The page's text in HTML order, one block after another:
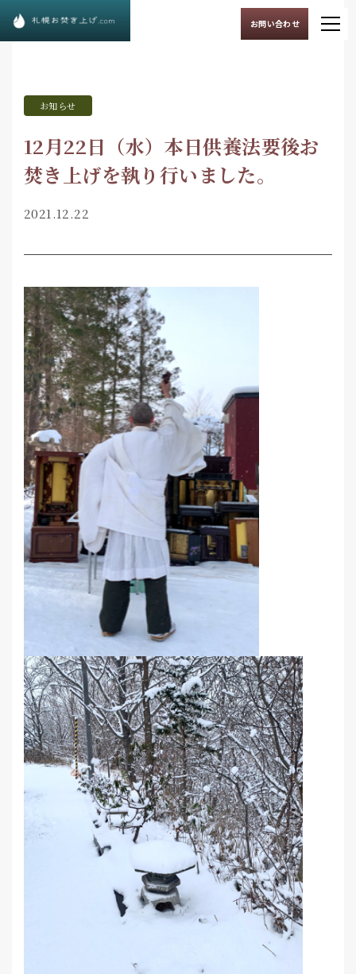
お問い合わせ
お知らせ
12月22日（水）本日供養法要後お
焚き上げを執り行いました。
2021.12.22